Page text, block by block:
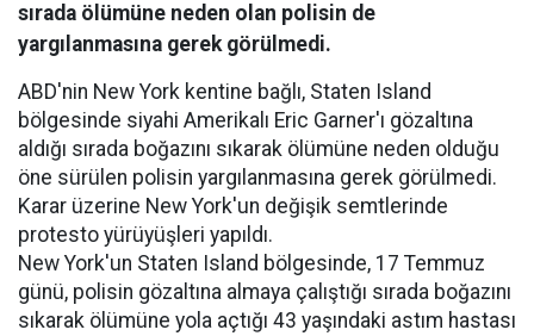
sırada ölümüne neden olan polisin de
yargılanmasına gerek görülmedi.
ABD'nin New York kentine bağlı, Staten Island
bölgesinde siyahi Amerikalı Eric Garner'ı gözaltına
aldığı sırada boğazını sıkarak ölümüne neden olduğu
öne sürülen polisin yargılanmasına gerek görülmedi.
Karar üzerine New York'un değişik semtlerinde
protesto yürüyüşleri yapıldı.
New York'un Staten Island bölgesinde, 17 Temmuz
günü, polisin gözaltına almaya çalıştığı sırada boğazını
sıkarak ölümüne yola açtığı 43 yaşındaki astım hastası